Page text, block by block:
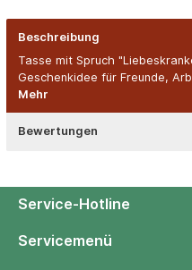
Beschreibung
Tasse mit Spruch
Geschenkidee für Freunde,
Mehr
Bewertungen
Service-Hotline
Servicemenü